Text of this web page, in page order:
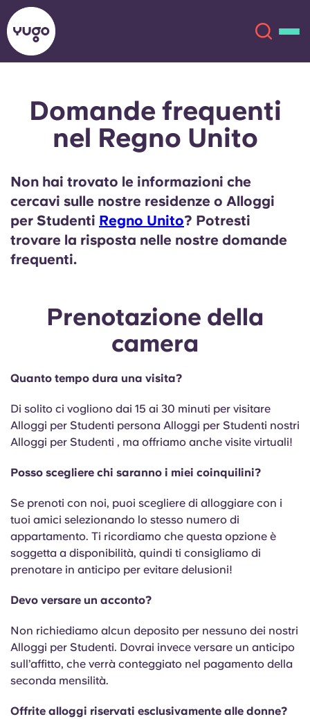
Chi siamo
Altro
English (GB)
English (US)
Español
Català
Deutsch
Italian
Portuguese
Seleziona un paese
Seleziona una città
Seleziona una residenza
Accedi
Prenota ora
English (GB)
English (US)
Chinese Español
Català Deutsch
Domande frequenti
nel Regno Unito
Non hai trovato le informazioni che
cercavi sulle nostre residenze o Alloggi
per Studenti Regno Unito? Potresti
trovare la risposta nelle nostre domande
frequenti.
Prenotazione della
camera
Quanto tempo dura una visita?
Di solito ci vogliono dai 15 ai 30 minuti per visitare
Alloggi per Studenti persona Alloggi per Studenti nostri
Alloggi per Studenti , ma offriamo anche visite virtuali!
Posso scegliere chi saranno i miei coinquilini?
Se prenoti con noi, puoi scegliere di alloggiare con i
tuoi amici selezionando lo stesso numero di
appartamento. Ti ricordiamo che questa opzione è
soggetta a disponibilità, quindi ti consigliamo di
prenotare in anticipo per evitare delusioni!
Devo versare un acconto?
Non richiediamo alcun deposito per nessuno dei nostri
Alloggi per Studenti. Dovrai invece versare un anticipo
sull’affitto, che verrà conteggiato nel pagamento della
seconda mensilità.
Offrite alloggi riservati esclusivamente alle donne?